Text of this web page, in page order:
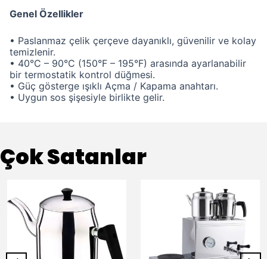
Genel Özellikler
• Paslanmaz çelik çerçeve dayanıklı, güvenilir ve kolay
temizlenir.
• 40°C – 90°C (150°F – 195°F) arasında ayarlanabilir
bir termostatik kontrol düğmesi.
• Güç gösterge ışıklı Açma / Kapama anahtarı.
• Uygun sos şişesiyle birlikte gelir.
Çok Satanlar